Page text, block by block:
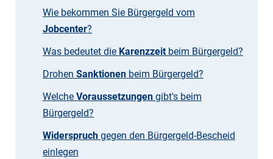
Wie bekommen Sie Bürgergeld vom
Jobcenter?
Was bedeutet die Karenzzeit beim Bürgergeld?
Drohen Sanktionen beim Bürgergeld?
Welche Voraussetzungen gibt's beim
Bürgergeld?
Widerspruch gegen den Bürgergeld-Bescheid
einlegen